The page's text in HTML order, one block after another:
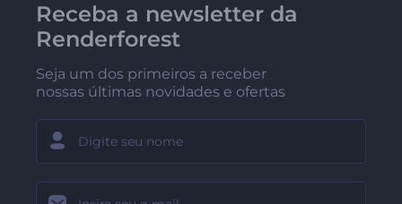
Receba a newsletter da
Renderforest
Seja um dos primeiros a receber
nossas últimas novidades e ofertas